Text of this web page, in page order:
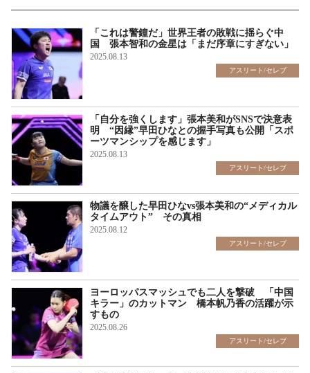
「これは警鐘だ」世界王者の敗戦に揺らぐ中
国 張本智和の金星は「まだ序章にすぎない」
2025.08.13
アスリート/セレブ
「自分を強くします」張本美和がSNSで決意表
明 “因縁”早田ひなとの握手写真も公開「スポ
ーツマンシップを感じます」
2025.08.13
アスリート/セレブ
物議を醸した早田ひなvs張本美和の“メディカル
タイムアウト” その真相
2025.08.12
アスリート/セレブ
ヨーロッパスマッシュでも二人を撃破 「中国
キラー」のカットマン 橋本帆乃香の活躍が示
すもの
2025.08.26
アスリート/セレブ